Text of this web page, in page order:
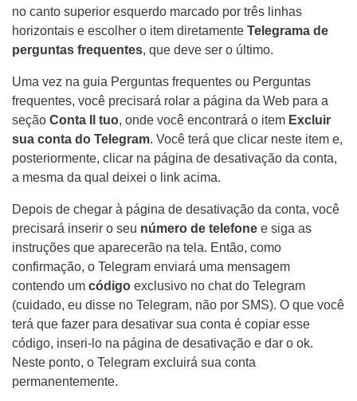
no canto superior esquerdo marcado por três linhas
horizontais e escolher o item diretamente Telegrama de
perguntas frequentes, que deve ser o último.
Uma vez na guia Perguntas frequentes ou Perguntas
frequentes, você precisará rolar a página da Web para a
seção Conta Il tuo, onde você encontrará o item Excluir
sua conta do Telegram. Você terá que clicar neste item e,
posteriormente, clicar na página de desativação da conta,
a mesma da qual deixei o link acima.
Depois de chegar à página de desativação da conta, você
precisará inserir o seu número de telefone e siga as
instruções que aparecerão na tela. Então, como
confirmação, o Telegram enviará uma mensagem
contendo um código exclusivo no chat do Telegram
(cuidado, eu disse no Telegram, não por SMS). O que você
terá que fazer para desativar sua conta é copiar esse
código, inseri-lo na página de desativação e dar o ok.
Neste ponto, o Telegram excluirá sua conta
permanentemente.